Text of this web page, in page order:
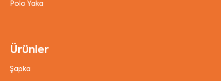
Polo Yaka
Ürünler
Şapka